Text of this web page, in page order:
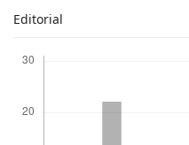
Editorial